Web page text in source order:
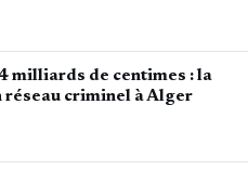
milliards de centimes : la
réseau criminel à Alger